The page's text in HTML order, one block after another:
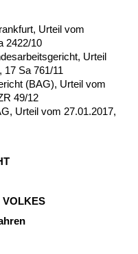
Urteil vom
2422/10
Urteil
17 Sa 761/11
(BAG), Urteil vom
49/12
Urteil vom 27.01.2017,
VOL­KES